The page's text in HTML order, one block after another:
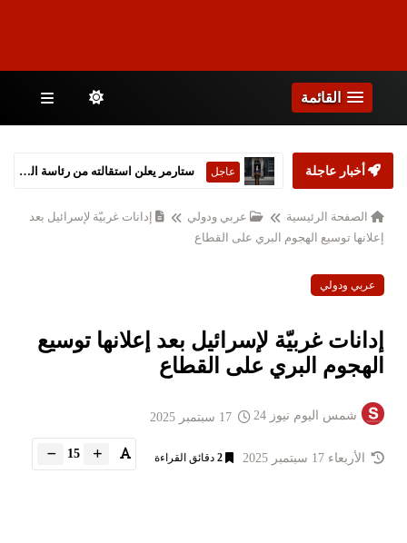
القائمة
أخبار عاجلة عاجل ستارمر يعلن استقالته من رئاسة الحكومة البريطانية
الصفحة الرئيسية عربي ودولي
إدانات غربيّة لإسرائيل بعد
إعلانها توسيع الهجوم البري على القطاع
عربي ودولي
إدانات غربيّة لإسرائيل بعد إعلانها توسيع
الهجوم البري على القطاع
شمس اليوم نيوز 24
الأربعاء 17 سبتمبر 2025 2 دقائق القراءة 15